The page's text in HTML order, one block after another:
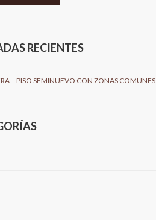
RECIENTES
– PISO SEMINUEVO CON ZONAS COMUNES